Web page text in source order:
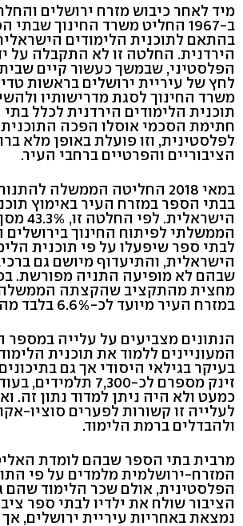
מיד לאחר כיבוש מזרח ירושלים
ב-1967 החליט משרד החינוך
בהתאם לתוכנית הלימודים
הירדנית. החלטה זו לא התקבלה על
הפלסטיני, שבמשך כעשור קיים
לחץ של עיריית ירושלים בראשות
משרד החינוך לסגת מדרישותיו
תוכנית הלימודים הירדנית לכלל
חתימת הסכמי אוסלו הפכה התוכנית
לפלסטינית, וזו פועלת באופן מלא
הציבוריים והפרטיים ברחבי העיר.
במאי 2018 החליטה הממשלה
בבתי הספר במזרח העיר באימוץ
הישראלית.
הממשלתי לפיתוח החינוך בירושלים
לבתי ספר שיפעלו על פי תוכנית
הישראלית, והתיעדוף מיושם גם
שבהם לא מופיעה התניה מפורשת.
מחצית מהתקציב שהקצתה הממשלה
במזרח העיר מיועד לכ-6.6% בלבד מהתלמידים בה.
הנתונים מצביעים על עלייה במספר
המעוניינים ללמוד את תוכנית
בעיקר בגילאי היסודי אך גם
זינק מספרם לכ-7,300
כמעט ולא היה ניתן למדוד נתון זה.
לעלייה זו קשורות לפערים סוציו-
ולהבדלים ברמת הלימוד.
מרבית בתי הספר שבהם לומדת
המזרח-ירושלמית מלמדים על פי
הפלסטינית, אולם שכר הלימוד שהם
הציבור שולח את ילדיו לבתי ספר
נמצאת באחריות עיריית ירושלים, אך